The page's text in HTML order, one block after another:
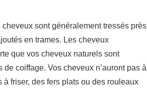
sont généralement tressés près
en trames. Les cheveux
que vos cheveux naturels sont
coiffage. Vos cheveux n’auront pas à
friser, des fers plats ou des rouleaux